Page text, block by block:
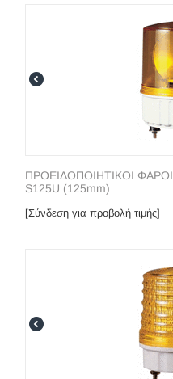
ΠΡΟΕΙΔΟΠΟΙΗΤΙΚΟΙ ΦΑΡΟΙ
S125U (125mm)
[Σύνδεση για προβολή τιμής]